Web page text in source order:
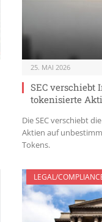
25. MAI 2026
SEC verschiebt
tokenisierte
Die SEC verschiebt
Aktien auf
Tokens.
LEGAL/